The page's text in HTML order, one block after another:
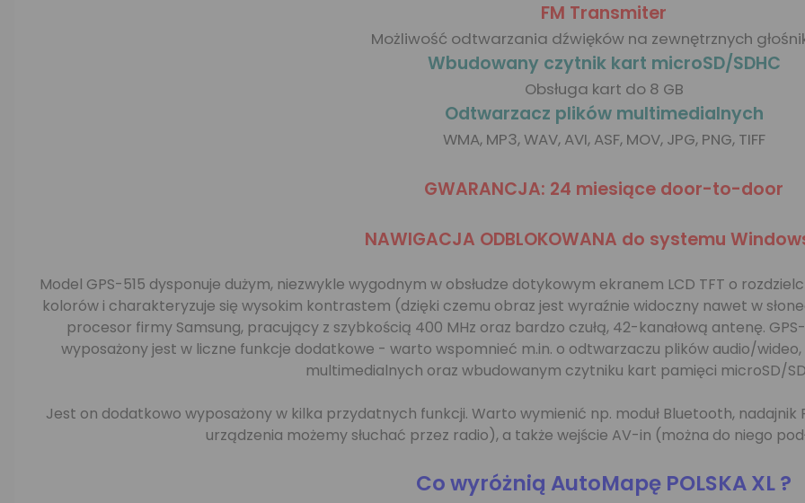
FM Transmiter
Możliwość odtwarzania dźwięków na zewnętrznych
Wbudowany czytnik kart microSD/SDHC
Obsługa kart do 8 GB
Odtwarzacz plików multimedialnych
WMA, MP3, WAV, AVI, ASF, MOV, JPG, PNG, TIFF
GWARANCJA: 24 miesiące door-to-door
NAWIGACJA ODBLOKOWANA do systemu
Model GPS-515 dysponuje dużym, niezwykle wygodnym w obsłudze dotykowym ekranem LCD TFT o
kolorów i charakteryzuje się wysokim kontrastem (dzięki czemu obraz jest wyraźnie widoczny nawet w
procesor firmy Samsung, pracujący z szybkością 400 MHz oraz bardzo czułą, 42-kanałową antenę.
wyposażony jest w liczne funkcje dodatkowe - warto wspomnieć m.in. o odtwarzaczu plików audio/
multimedialnych oraz wbudowanym czytniku kart pamięci microSD/
Jest on dodatkowo wyposażony w kilka przydatnych funkcji. Warto wymienić np. moduł Bluetooth, nadajnik
urządzenia możemy słuchać przez radio), a także wejście AV-in (można do niego
Co wyróżnią AutoMapę POLSKA XL ?